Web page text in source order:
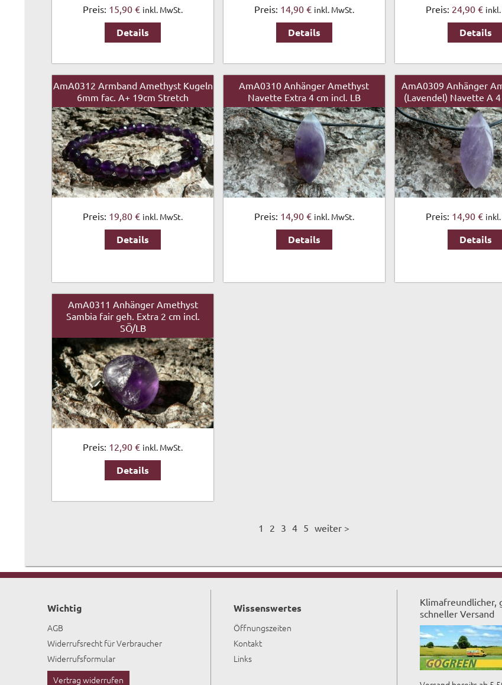
Preis: 15,90 € inkl. MwSt.
Details
Preis: 14,90 € inkl. MwSt.
Details
Preis: 24,90 €
Details
AmA0312 Armband Amethyst Kugeln
6mm fac. A+ 19cm Stretch
Preis: 19,80 € inkl. MwSt.
Details
AmA0310 Anhänger Amethyst
Navette Extra 4 cm incl. LB
Preis: 14,90 € inkl. MwSt.
Details
AmA0309 Anhänger
(Lavendel) Navette A
Preis: 14,90 €
Details
AmA0311 Anhänger Amethyst
Sambia fair geh. Extra 2 cm incl.
SÖ/LB
Preis: 12,90 € inkl. MwSt.
Details
1 2 3 4 5 weiter >
Wichtig
AGB
Widerrufsrecht für Verbraucher
Widerrufsformular
Vertrag widerrufen
Wissenswertes
Öffnungszeiten
Kontakt
Links
Klimafreundlicher,
schneller Versand